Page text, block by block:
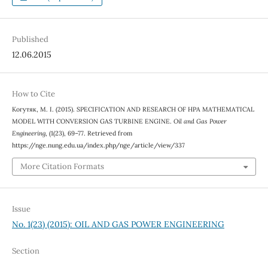
Published
12.06.2015
How to Cite
Когутяк, М. І. (2015). SPECIFICATION AND RESEARCH OF HPA MATHEMATICAL
MODEL WITH CONVERSION GAS TURBINE ENGINE. Oil and Gas Power
Engineering, (1(23), 69–77. Retrieved from
https://nge.nung.edu.ua/index.php/nge/article/view/337
More Citation Formats
Issue
No. 1(23) (2015): OIL AND GAS POWER ENGINEERING
Section